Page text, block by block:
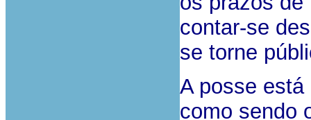
contar-se
se torne
A posse está
como sendo